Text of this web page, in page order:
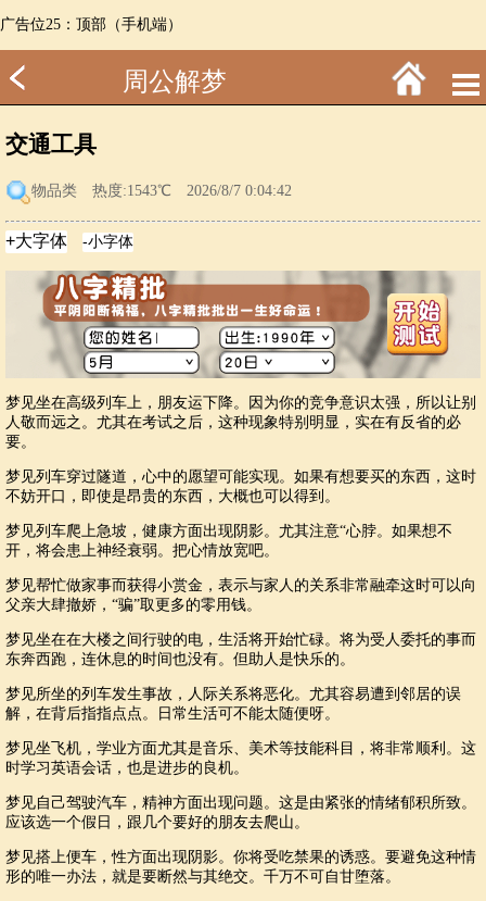
广告位25：顶部（手机端）
周公解梦
交通工具
物品类 热度:1543℃ 2026/8/7 0:04:42
梦见坐在高级列车上，朋友运下降。因为你的竞争意识太强，所以让别
人敬而远之。尤其在考试之后，这种现象特别明显，实在有反省的必
要。
梦见列车穿过隧道，心中的愿望可能实现。如果有想要买的东西，这时
不妨开口，即使是昂贵的东西，大概也可以得到。
梦见列车爬上急坡，健康方面出现阴影。尤其注意“心脖。如果想不
开，将会患上神经衰弱。把心情放宽吧。
梦见帮忙做家事而获得小赏金，表示与家人的关系非常融牵这时可以向
父亲大肆撤娇，“骗”取更多的零用钱。
梦见坐在在大楼之间行驶的电，生活将开始忙碌。将为受人委托的事而
东奔西跑，连休息的时间也没有。但助人是快乐的。
梦见所坐的列车发生事故，人际关系将恶化。尤其容易遭到邻居的误
解，在背后指指点点。日常生活可不能太随便呀。
梦见坐飞机，学业方面尤其是音乐、美术等技能科目，将非常顺利。这
时学习英语会话，也是进步的良机。
梦见自己驾驶汽车，精神方面出现问题。这是由紧张的情绪郁积所致。
应该选一个假日，跟几个要好的朋友去爬山。
梦见搭上便车，性方面出现阴影。你将受吃禁果的诱惑。要避免这种情
形的唯一办法，就是要断然与其绝交。千万不可自甘堕落。